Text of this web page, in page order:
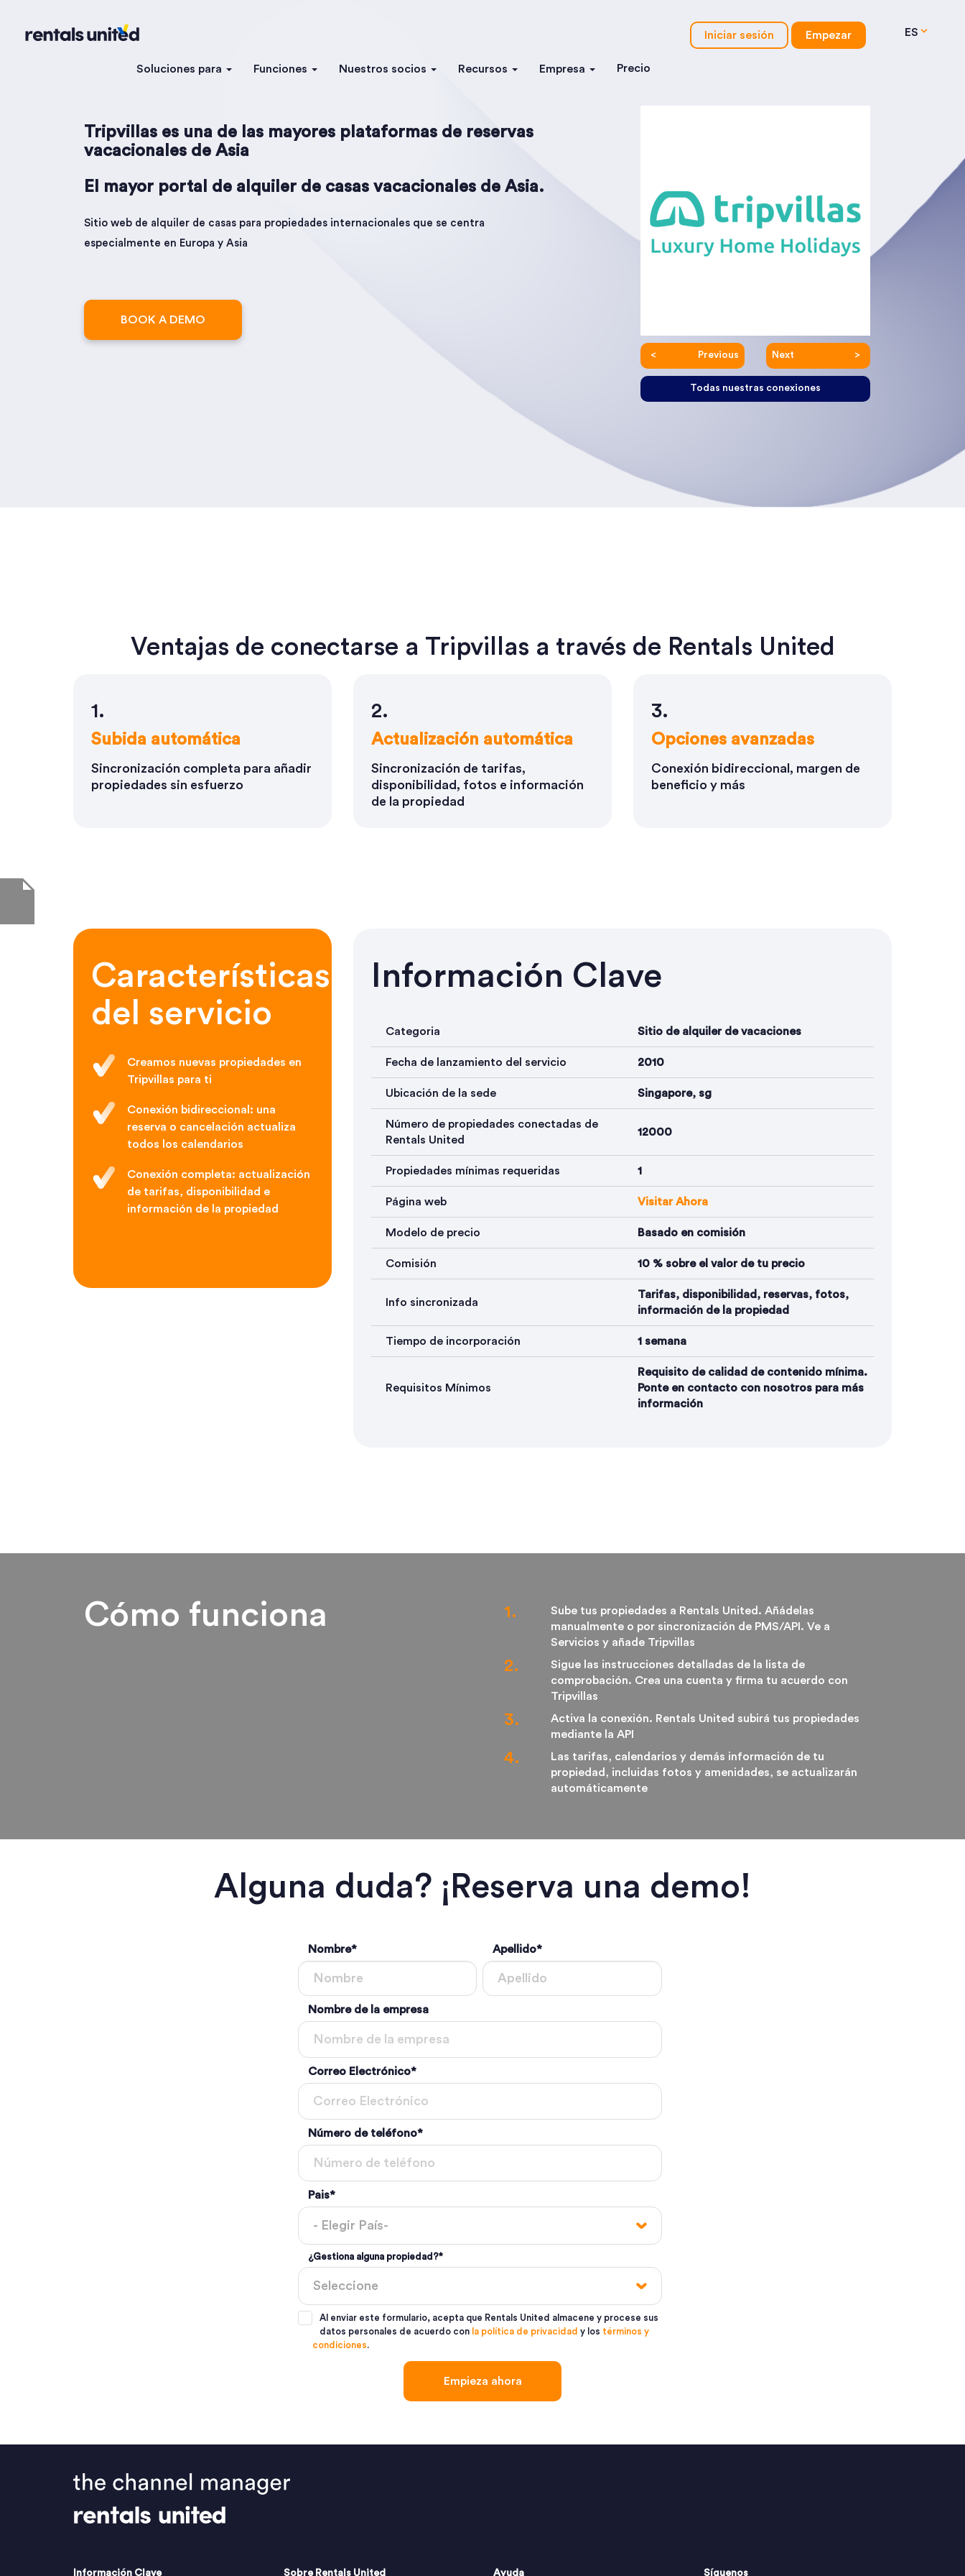
ES
Iniciar sesión Empezar
Soluciones para Funciones Nuestros socios Recursos Empresa Precio
Tripvillas es una de las mayores plataformas de reservas
vacacionales de Asia
El mayor portal de alquiler de casas vacacionales de Asia.
Sitio web de alquiler de casas para propiedades internacionales que se centra
especialmente en Europa y Asia
BOOK A DEMO
Previous Next
Todas nuestras conexiones
Ventajas de conectarse a Tripvillas a través de Rentals United
1.
Subida automática
Sincronización completa para añadir
propiedades sin esfuerzo
2.
Actualización automática
Sincronización de tarifas,
disponibilidad, fotos e información
de la propiedad
3.
Opciones avanzadas
Conexión bidireccional, margen de
beneficio y más
Características
del servicio
Creamos nuevas propiedades en
Tripvillas para ti
Conexión bidireccional: una
reserva o cancelación actualiza
todos los calendarios
Conexión completa: actualización
de tarifas, disponibilidad e
información de la propiedad
Información Clave
Categoria Sitio de alquiler de vacaciones
Fecha de lanzamiento del servicio 2010
Ubicación de la sede Singapore, sg
Número de propiedades conectadas de
Rentals United
12000
Propiedades mínimas requeridas 1
Página web Visitar Ahora
Modelo de precio Basado en comisión
Comisión 10 % sobre el valor de tu precio
Info sincronizada
Tarifas, disponibilidad, reservas, fotos,
información de la propiedad
Tiempo de incorporación 1 semana
Requisitos Mínimos
Requisito de calidad de contenido mínima.
Ponte en contacto con nosotros para más
información
Cómo funciona
Sube tus propiedades a Rentals United. Añádelas
manualmente o por sincronización de PMS/API. Ve a
Servicios y añade Tripvillas
Sigue las instrucciones detalladas de la lista de
comprobación. Crea una cuenta y firma tu acuerdo con
Tripvillas
Activa la conexión. Rentals United subirá tus propiedades
mediante la API
Las tarifas, calendarios y demás información de tu
propiedad, incluidas fotos y amenidades, se actualizarán
automáticamente
Alguna duda? ¡Reserva una demo!
Nombre* Apellido*
Nombre de la empresa
Correo Electrónico*
Número de teléfono*
Pais*
¿Gestiona alguna propiedad?*
Al enviar este formulario, acepta que Rentals United almacene y procese sus
datos personales de acuerdo con la política de privacidad y los términos y
condiciones.
Información Clave Sobre Rentals United Ayuda Síguenos